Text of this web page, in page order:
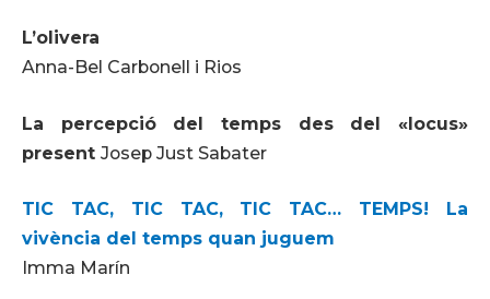
L’olivera
Anna-Bel Carbonell i Rios
La percepció del temps des del «locus»
present Josep Just Sabater
TIC TAC, TIC TAC, TIC TAC… TEMPS! La
vivència del temps quan juguem
Imma Marín